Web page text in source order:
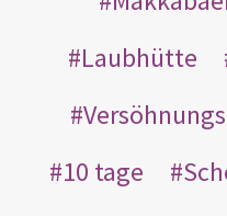
Laubhütte
10 tage